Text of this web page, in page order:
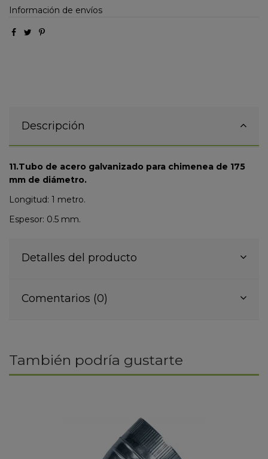
Información de envíos
Descripción
11.Tubo de acero galvanizado para chimenea de 175
mm de diámetro.
Longitud: 1 metro.
Espesor: 0.5 mm.
Detalles del producto
Comentarios (0)
También podría gustarte